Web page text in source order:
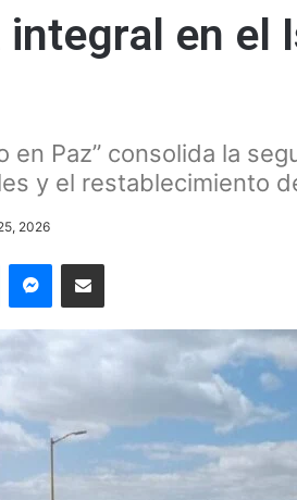
en el
en Paz” consolida la
y el restablecimiento
2026
Skype MessengerCompartir via correo electrónico